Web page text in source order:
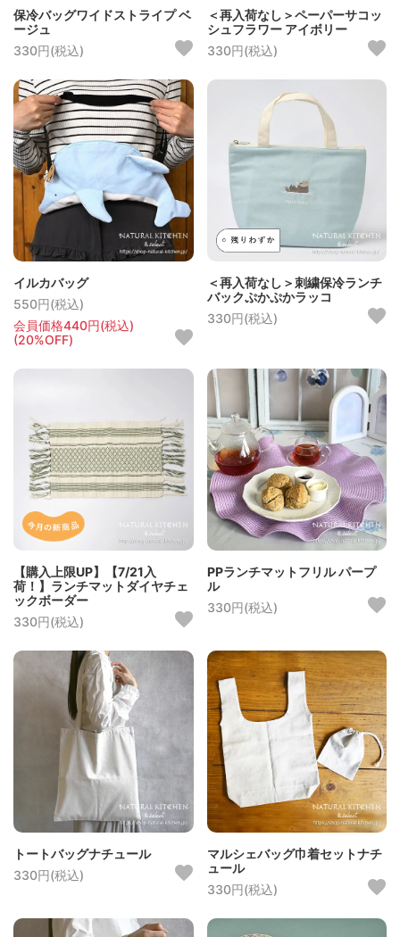
保冷バッグワイドストライプ ベ
ージュ
330円(税込)
＜再入荷なし＞ペーパーサコッ
シュフラワー アイボリー
330円(税込)
イルカバッグ
550円(税込)
会員価格440円(税込)
(20%OFF)
＜再入荷なし＞刺繍保冷ランチ
バックぷかぷかラッコ
330円(税込)
【購入上限UP】【7/21入
荷！】ランチマットダイヤチェ
ックボーダー
330円(税込)
PPランチマットフリル パープ
ル
330円(税込)
トートバッグナチュール
330円(税込)
マルシェバッグ巾着セットナチ
ュール
330円(税込)